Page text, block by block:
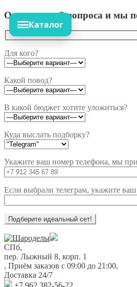
Ответьте на 3 вопроса и мы
Для кого?
Какой повод?
В какой бюджет хотите уложиться?
Куда выслать подборку?
Укажите ваш номер телефона, мы
Если выбрали телеграм, укажите
Перейти
к
навигации
Перейти
к
содержимому
СПб,
пер. Лыжный 8, корп. 1
, Приём заказов с 09:00 до 21:00,
Доставка 24/7
+7 962 382-56-22
Каталог